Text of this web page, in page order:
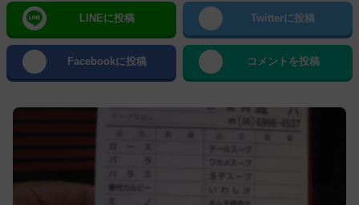
LINEに投稿 Twitterに投稿
Facebookに投稿 コメントを投稿